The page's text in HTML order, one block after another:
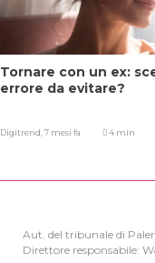
Tornare con un ex:
errore da evitare?
Digitrend, 7 mesi fa 4 min
Aut. del tribunale di
Direttore responsabile: